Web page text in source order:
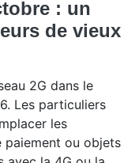
: un
de vieux
2G dans le
Les particuliers
les
paiement ou objets